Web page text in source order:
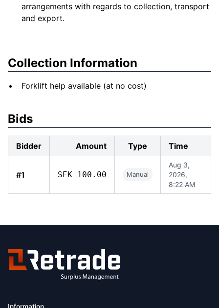
arrangements with regards to collection, transport
and export.
Collection Information
Forklift help available (at no cost)
Bids
Bidder Amount Type Time
#1 SEK 100.00 Manual
Aug 3,
2026,
8:22 AM
Information